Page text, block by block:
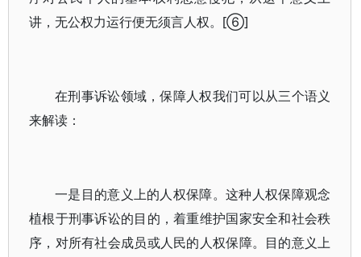
讲，无公权力运行便无须言人权。[⑥]
在刑事诉讼领域，保障人权我们可以从三个语义
来解读：
一是目的意义上的人权保障。这种人权保障观念
植根于刑事诉讼的目的，着重维护国家安全和社会秩
序，对所有社会成员或人民的人权保障。目的意义上